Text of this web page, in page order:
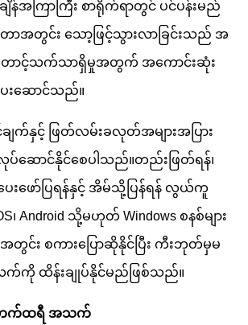
န်အကြာကြီး စာရိုက်ရာတွင် ပင်ပန်းမည်
ာအတွင်း သော့ဖြင့်သွားလာခြင်းသည် အ
တောင့်သက်သာရှိမှုအတွက် အကောင်းဆုံး
ဆောင်သည်။
က်နှင့် ဖြတ်လမ်းခလုတ်အများအပြား
ောင်နိုင်စေပါသည်။တည်းဖြတ်ရန်၊
းဖော်ပြရန်နှင့် အိမ်သို့ပြန်ရန် လွယ်ကူ
Android သို့မဟုတ် Windows စနစ်များ
တွင်း စကားပြောဆိုနိုင်ပြီး ကီးဘုတ်မှမ
ထိန်းချုပ်နိုင်မည်ဖြစ်သည်။
က်ထရီ အသက်